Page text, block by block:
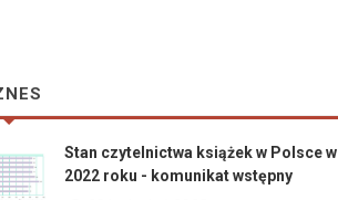
Stan czytelnictwa książek w Polsce w
2022 roku - komunikat wstępny